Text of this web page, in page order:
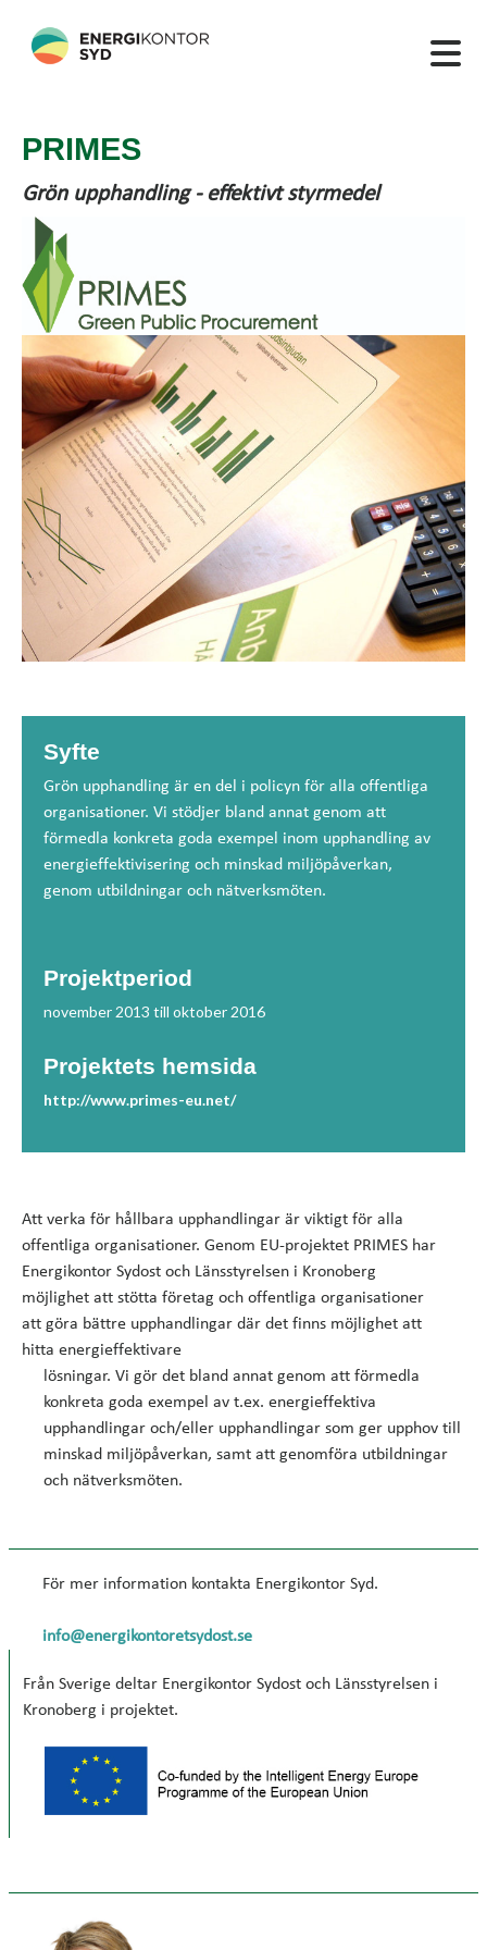
PRIMES
Grön upphandling - effektivt styrmedel
Syfte
Grön upphandling är en del i policyn för alla offentliga
organisationer. Vi stödjer bland annat genom att
förmedla konkreta goda exempel inom upphandling av
energieffektivisering och minskad miljöpåverkan,
genom utbildningar och nätverksmöten.
Projektperiod
november 2013 till oktober 2016
Projektets hemsida
http://www.primes-eu.net/
Att verka för hållbara upphandlingar är viktigt för alla
offentliga organisationer. Genom EU-projektet PRIMES har
Energikontor Sydost och Länsstyrelsen i Kronoberg
möjlighet att stötta företag och offentliga organisationer
att göra bättre upphandlingar där det finns möjlighet att
hitta energieffektivare
lösningar. Vi gör det bland annat genom att förmedla
konkreta goda exempel av t.ex. energieffektiva
upphandlingar och/eller upphandlingar som ger upphov till
minskad miljöpåverkan, samt att genomföra utbildningar
och nätverksmöten.
För mer information kontakta Energikontor Syd.
info@energikontoretsydost.se​
Från Sverige deltar Energikontor Sydost och Länsstyrelsen i
Kronoberg i projektet.